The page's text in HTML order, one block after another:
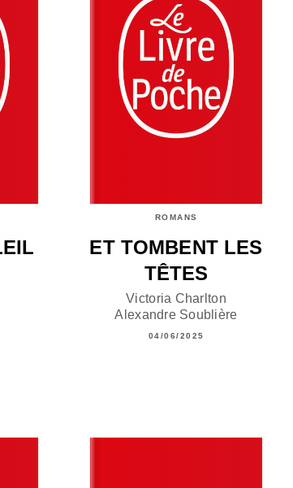
ROMANS
ET TOMBENT LES
TÊTES
Victoria Charlton
Alexandre Soublière
04/06/2025